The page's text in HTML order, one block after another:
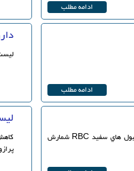
ادامه مطلب
ادامه مطلب
FBS قند خون ناشتا MCHC غلظت متوسط همو گلوبين WBC شمارش گلبول هاي سفيد RBC شمارش